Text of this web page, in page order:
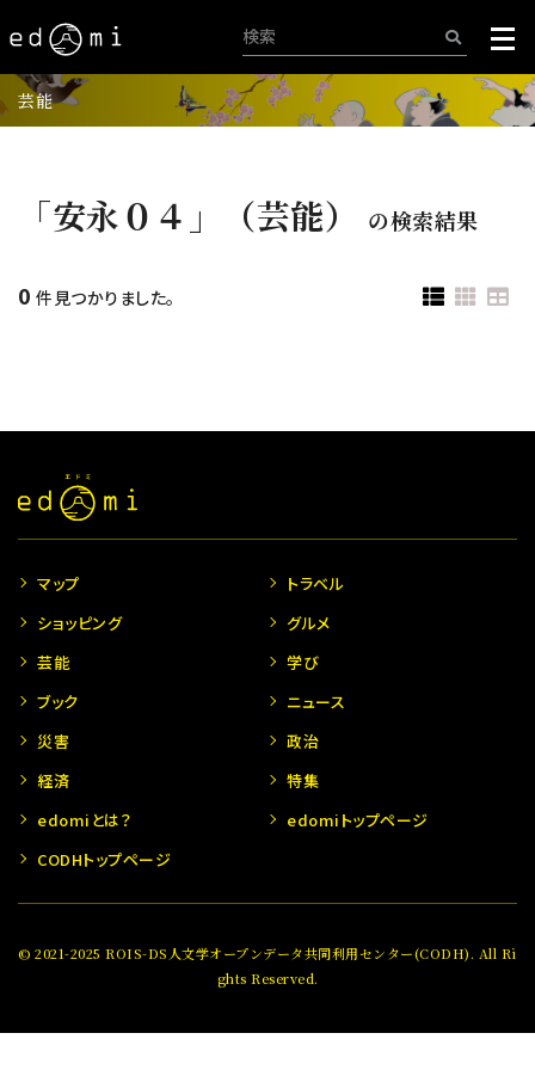
芸能
「安永０４」（芸能） の検索結果
0 件見つかりました。
マップ
トラベル
ショッピング
グルメ
芸能
学び
ブック
ニュース
災害
政治
経済
特集
edomiとは？
edomiトップページ
CODHトップページ
© 2021-2025 ROIS-DS人文学オープンデータ共同利用センター(CODH). All Ri
ghts Reserved.